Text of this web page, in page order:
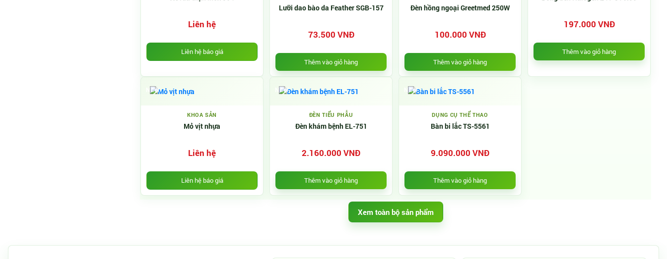
Liên hệ
Liên hệ báo giá
Lưỡi dao bào da Feather SGB-157
73.500 VNĐ
Thêm vào giỏ hàng
Đèn hồng ngoại Greetmed 250W
100.000 VNĐ
Thêm vào giỏ hàng
197.000 VNĐ
Thêm vào giỏ hàng
NEW
KHOA SẢN
Mỏ vịt nhựa
Liên hệ
Liên hệ báo giá
NEW
ĐÈN TIỂU PHẪU
Đèn khám bệnh EL-751
2.160.000 VNĐ
Thêm vào giỏ hàng
NEW
DỤNG CỤ THỂ THAO
Bàn bi lắc TS-5561
9.090.000 VNĐ
Thêm vào giỏ hàng
Xem toàn bộ sản phẩm